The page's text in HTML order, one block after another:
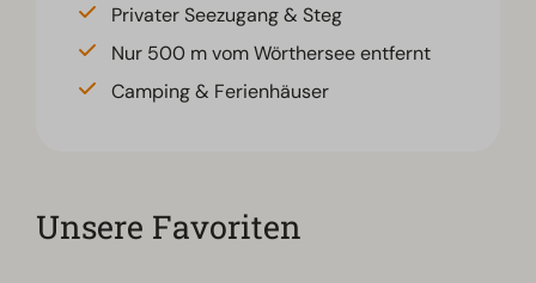
Privater Seezugang & Steg
Nur 500 m vom Wörthersee entfernt
Camping & Ferienhäuser
Unsere Favoriten